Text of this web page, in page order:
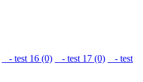
- test 16 (0) - test 17 (0)
- test